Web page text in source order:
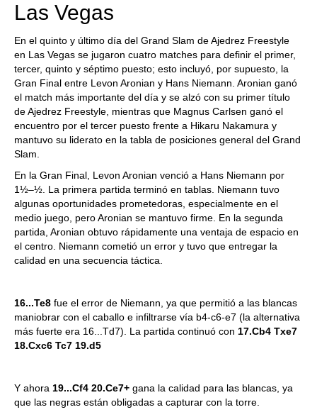
Las Vegas
En el quinto y último día del Grand Slam de Ajedrez Freestyle
en Las Vegas se jugaron cuatro matches para definir el primer,
tercer, quinto y séptimo puesto; esto incluyó, por supuesto, la
Gran Final entre Levon Aronian y Hans Niemann. Aronian ganó
el match más importante del día y se alzó con su primer título
de Ajedrez Freestyle, mientras que Magnus Carlsen ganó el
encuentro por el tercer puesto frente a Hikaru Nakamura y
mantuvo su liderato en la tabla de posiciones general del Grand
Slam.
En la Gran Final, Levon Aronian venció a Hans Niemann por
1½–½. La primera partida terminó en tablas. Niemann tuvo
algunas oportunidades prometedoras, especialmente en el
medio juego, pero Aronian se mantuvo firme. En la segunda
partida, Aronian obtuvo rápidamente una ventaja de espacio en
el centro. Niemann cometió un error y tuvo que entregar la
calidad en una secuencia táctica.
16...Te8 fue el error de Niemann, ya que permitió a las blancas
maniobrar con el caballo e infiltrarse vía b4-c6-e7 (la alternativa
más fuerte era 16...Td7). La partida continuó con 17.Cb4 Txe7
18.Cxc6 Tc7 19.d5
Y ahora 19...Cf4 20.Ce7+ gana la calidad para las blancas, ya
que las negras están obligadas a capturar con la torre.